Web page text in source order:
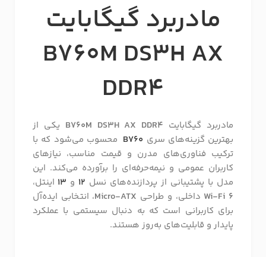
مادربرد گیگابایت
B760M DS3H AX
DDR4
مادربرد گیگابایت B760M DS3H AX DDR4 یکی از
بهترین گزینه‌های سری B760 محسوب می‌شود که با
ترکیب فناوری‌های مدرن و قیمت مناسب، نیازهای
کاربران عمومی و نیمه‌حرفه‌ای را برآورده می‌کند. این
مدل با پشتیبانی از پردازنده‌های نسل 12 و 13 اینتل،
Wi-Fi 6 داخلی، و طراحی Micro-ATX، انتخابی ایده‌آل
برای کاربرانی است که به دنبال سیستمی با عملکرد
پایدار و قابلیت‌های به‌روز هستند.